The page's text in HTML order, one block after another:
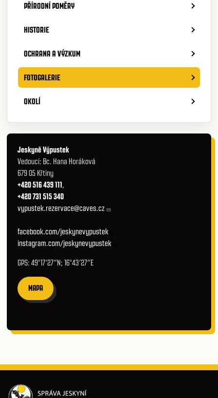
PŘÍRODNÍ POMĚRY
HISTORIE
OCHRANA A VÝZKUM
FOTOGALERIE
OKOLÍ
Jeskyně Výpustek
Vedoucí: Bc. Hana Horáková
679 05 Křtiny
+420 516 439 111 ,
+420 731 515 340
vypustek.rezervace@caves.cz
facebook.com/jeskynevypustek
instagram.com/jeskynevypustek
GPS: 49°17′27″N; 16°43′27″E
MAPA